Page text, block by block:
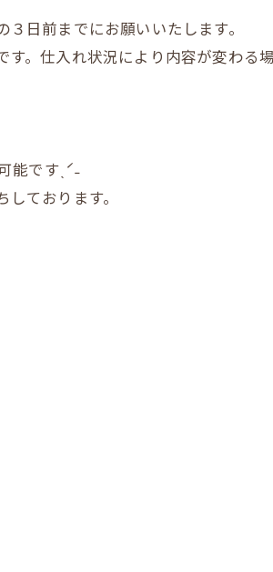
日前までにお願いいたします。
。仕入れ状況により内容が変わる場
能ですˎˊ˗
ております。